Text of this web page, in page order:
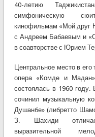
40-летию
симфоническую
кинофильмам «Мой друг
с Андреем Бабаевым и
в соавторстве с Юрием
Центральное место в его
опера «Комде и
состоялась в 1960
сочинил музыкальную
Душанбе» (либретто
З. Шахиди
выразительной